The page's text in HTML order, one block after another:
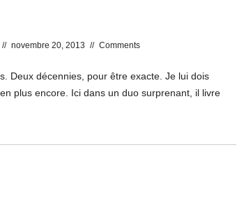
// novembre 20, 2013 // Comments
Deux décennies, pour être exacte. Je lui dois
plus encore. Ici dans un duo surprenant, il livre